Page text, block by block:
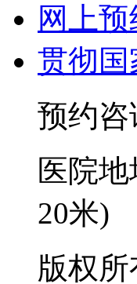
网上
贯彻
预约咨
医院
20米)
版权